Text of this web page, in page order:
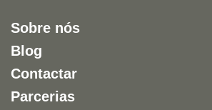
Sobre nós
Blog
Contactar
Parcerias